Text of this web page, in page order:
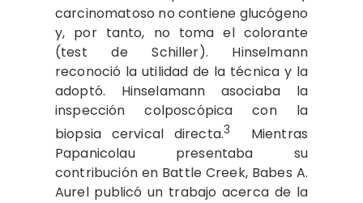
carcinomatoso no contiene glucógeno
y, por tanto, no toma el colorante
(test de Schiller). Hinselmann
reconoció la utilidad de la técnica y la
adoptó. Hinselamann asociaba la
inspección colposcópica con la
biopsia cervical directa.3
Mientras
Papanicolau presentaba su
contribución en Battle Creek, Babes A.
Aurel publicó un trabajo acerca de la